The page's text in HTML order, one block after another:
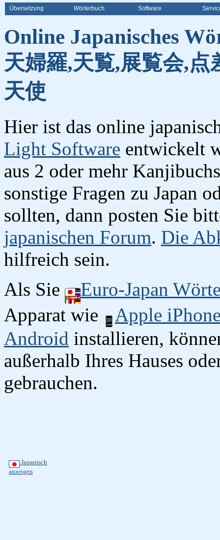
Übersetzung Wörterbuch Software
Online Japanisches
天婦羅,天覧,展覧会,点
天使
Hier ist das online
Light Software entwickelt
aus 2 oder mehr
sonstige Fragen zu Japan
sollten, dann posten Sie
japanischen Forum. Die
hilfreich sein.
Als Sie
Euro-Japan
Apparat wie
Apple
Android installieren,
außerhalb Ihres Hauses
gebrauchen.
Japanisch
anzeigen